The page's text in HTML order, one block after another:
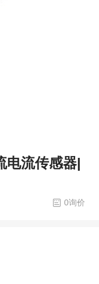
电流传感器|
0询价